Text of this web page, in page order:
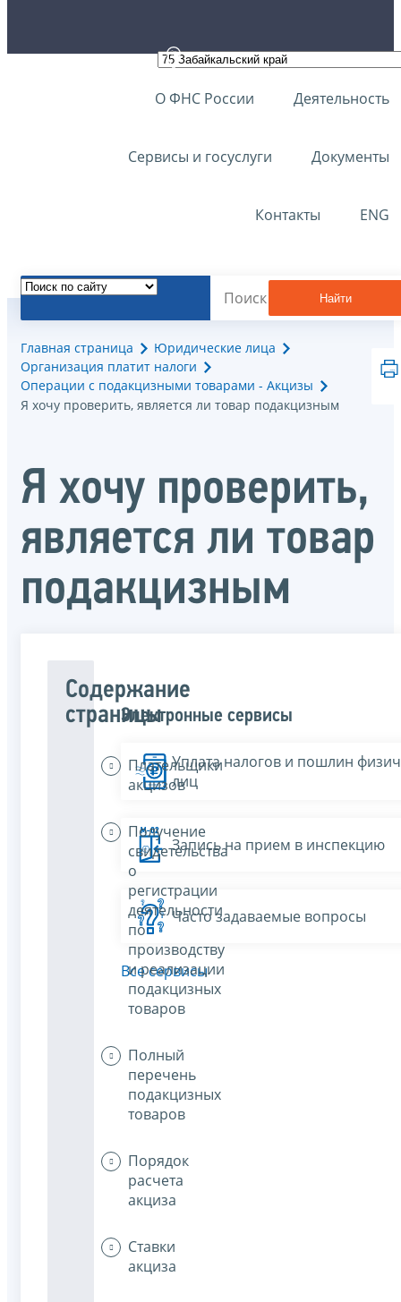
О ФНС России Деятельность
Сервисы и госуслуги Документы
Контакты ENG
Найти
Главная страница
Юридические лица
Организация платит налоги
Операции с подакцизными товарами - Акцизы
Я хочу проверить, является ли товар подакцизным
Я хочу проверить,
является ли товар
подакцизным
Содержание
страницы
Плательщики
акцизов
Получение
свидетельства
о
регистрации
деятельности
по
производству
и реализации
подакцизных
товаров
Полный
перечень
подакцизных
товаров
Порядок
расчета
акциза
Ставки
акциза
Электронные сервисы
Уплата налогов и пошлин
лиц
Запись на прием в инспекцию
Часто задаваемые вопросы
Все сервисы